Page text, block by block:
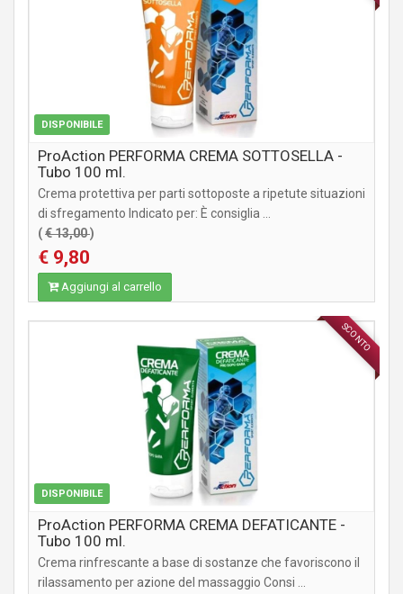
DISPONIBILE
ProAction PERFORMA CREMA SOTTOSELLA -
Tubo 100 ml.
Crema protettiva per parti sottoposte a ripetute situazioni
di sfregamento Indicato per: È consiglia ...
(€ 13,00)
€ 9,80
Aggiungi al carrello
SCONTO
DISPONIBILE
INTEGRATORI
ProAction PERFORMA CREMA DEFATICANTE -
Tubo 100 ml.
Crema rinfrescante a base di sostanze che favoriscono il
rilassamento per azione del massaggio Consi ...